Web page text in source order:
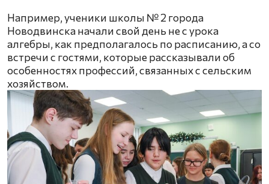
Например, ученики школы № 2 города
Новодвинска начали свой день не с урока
алгебры, как предполагалось по расписанию, а со
встречи с гостями, которые рассказывали об
особенностях профессий, связанных с сельским
хозяйством.